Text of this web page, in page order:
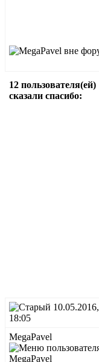
12 пользователя(ей)
сказали cпасибо:
10.05.2016,
18:05
MegaPavel